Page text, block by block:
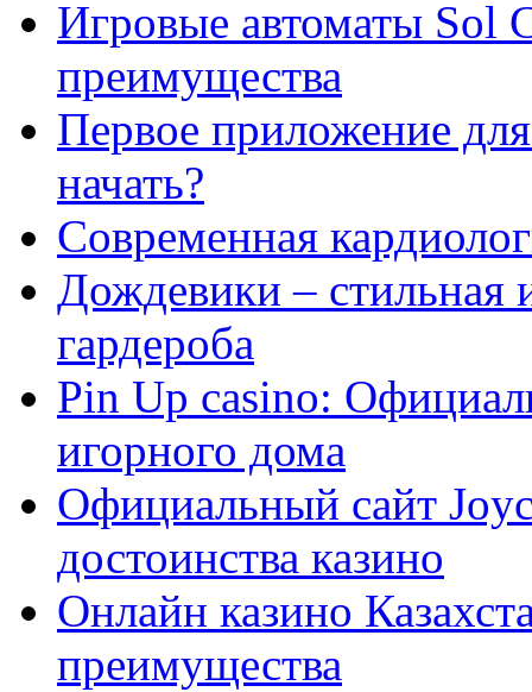
Игровые автоматы Sol
преимущества
Первое приложение
начать?
Современная
Дождевики – стильная
гардероба
Pin Up casino:
игорного дома
Официальный сайт
достоинства казино
Онлайн казино
преимущества